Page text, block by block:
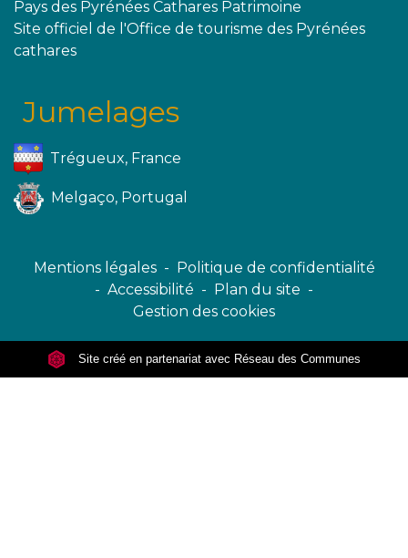
Pays des Pyrénées Cathares Patrimoine
Site officiel de l'Office de tourisme des Pyrénées
cathares
Jumelages
Trégueux, France
Melgaço, Portugal
Mentions légales - Politique de confidentialité
- Accessibilité - Plan du site -
Gestion des cookies
Site créé en partenariat avec Réseau des Communes